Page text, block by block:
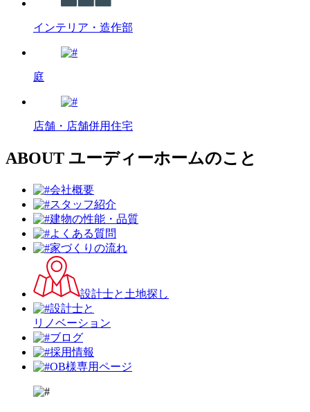
インテリア・造作部
庭
店舗・店舗併用住宅
ABOUT ユーディーホームのこと
会社概要
スタッフ紹介
建物の性能・品質
よくある質問
家づくりの流れ
設計⼠と⼟地探し
設計士と
リノベーション
ブログ
採用情報
OB様専用ページ